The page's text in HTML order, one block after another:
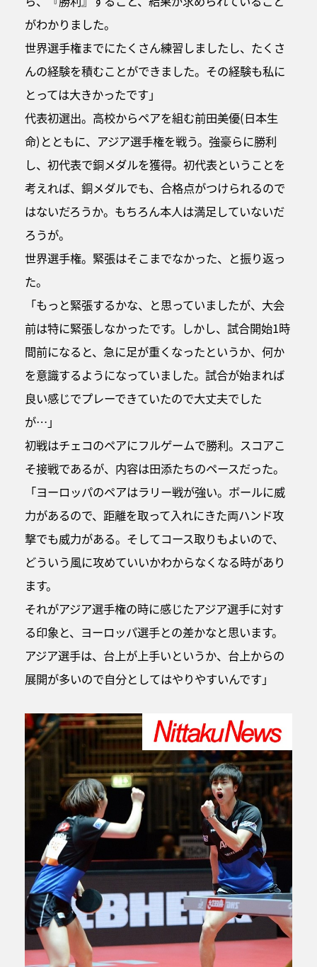
がわかりました。
世界選手権までにたくさん練習しましたし、たくさ
んの経験を積むことができました。その経験も私に
とっては大きかったです」
代表初選出。高校からペアを組む前田美優(日本生
命)とともに、アジア選手権を戦う。強豪らに勝利
し、初代表で銅メダルを獲得。初代表ということを
考えれば、銅メダルでも、合格点がつけられるので
はないだろうか。もちろん本人は満足していないだ
ろうが。
世界選手権。緊張はそこまでなかった、と振り返っ
た。
「もっと緊張するかな、と思っていましたが、大会
前は特に緊張しなかったです。しかし、試合開始1時
間前になると、急に足が重くなったというか、何か
を意識するようになっていました。試合が始まれば
良い感じでプレーできていたので大丈夫でした
が…」
初戦はチェコのペアにフルゲームで勝利。スコアこ
そ接戦であるが、内容は田添たちのペースだった。
「ヨーロッパのペアはラリー戦が強い。ボールに威
力があるので、距離を取って入れにきた両ハンド攻
撃でも威力がある。そしてコース取りもよいので、
どういう風に攻めていいかわからなくなる時があり
ます。
それがアジア選手権の時に感じたアジア選手に対す
る印象と、ヨーロッパ選手との差かなと思います。
アジア選手は、台上が上手いというか、台上からの
展開が多いので自分としてはやりやすいんです」